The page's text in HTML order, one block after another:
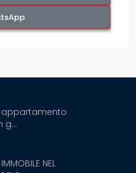
appartamento
g...
NEL